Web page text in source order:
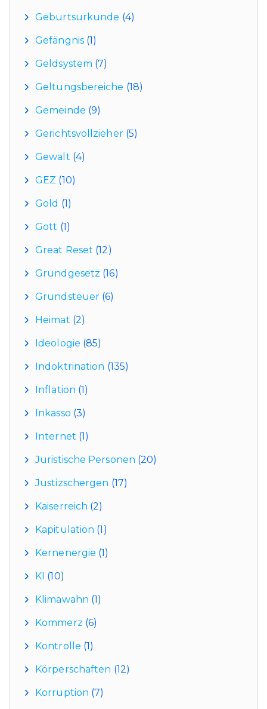
Geburtsurkunde (4)
Gefängnis(1)
Geldsystem (7)
Geltungsbereiche (18)
Gemeinde (9)
Gerichtsvollzieher(5)
Gewalt (4)
GEZ (10)
Gold (1)
Gott (1)
Great Reset (12)
Grundgesetz (16)
Grundsteuer (6)
Heimat (2)
Ideologie (85)
Indoktrination (135)
Inflation (1)
Inkasso (3)
Internet (1)
Juristische Personen (20)
Justizschergen (17)
Kaiserreich (2)
Kapitulation (1)
Kernenergie (1)
KI (10)
Klimawahn (1)
Kommerz (6)
Kontrolle (1)
Körperschaften (12)
Korruption (7)